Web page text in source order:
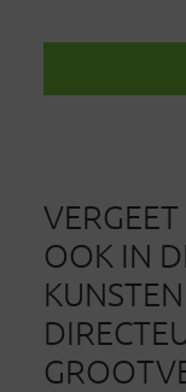
OOK IN